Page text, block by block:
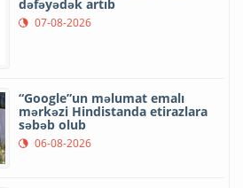
dəfəyədək artıb
07-08-2026
“Google”un məlumat emalı
mərkəzi Hindistanda etirazlara
səbəb olub
06-08-2026